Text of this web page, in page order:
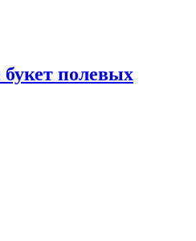
полевых